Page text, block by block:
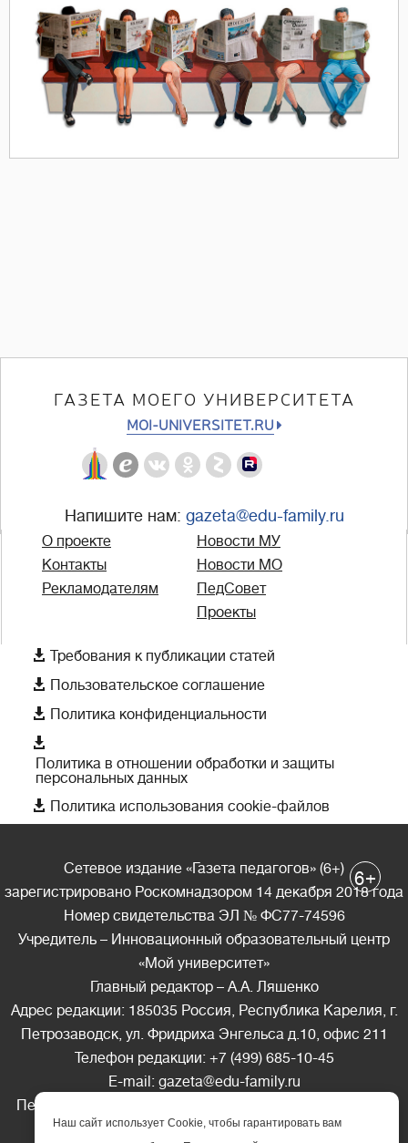
ГАЗЕТА МОЕГО УНИВЕРСИТЕТА
MOI-UNIVERSITET.RU
Напишите нам: gazeta@edu-family.ru
О проекте
Контакты
Рекламодателям
Новости МУ
Новости МО
ПедСовет
Проекты
 Требования к публикации статей
 Пользовательское соглашение
 Политика конфиденциальности

Политика в отношении обработки и защиты
персональных данных
 Политика использования cookie-файлов
Сетевое издание «Газета педагогов» (6+)
зарегистрировано Роскомнадзором 14 декабря 2018 года
Номер свидетельства ЭЛ № ФС77-74596
Учредитель – Инновационный образовательный центр
«Мой университет»
Главный редактор – А.А. Ляшенко
Адрес редакции: 185035 Россия, Республика Карелия, г.
Петрозаводск, ул. Фридриха Энгельса д.10, офис 211
Телефон редакции: +7 (499) 685-10-45
E-mail: gazeta@edu-family.ru
Перепечатка материалов газеты допускается только c
письменного разрешения редакции
6+
Наш сайт использует Cookie, чтобы гарантировать вам